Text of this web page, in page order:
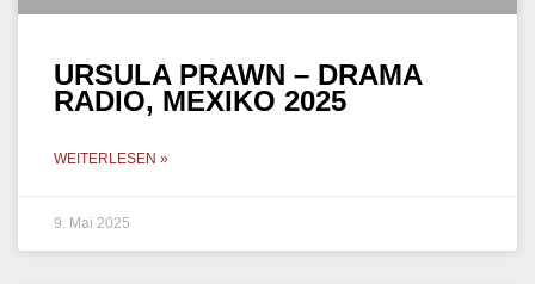
URSULA PRAWN – DRAMA
RADIO, MEXIKO 2025
WEITERLESEN »
9. Mai 2025